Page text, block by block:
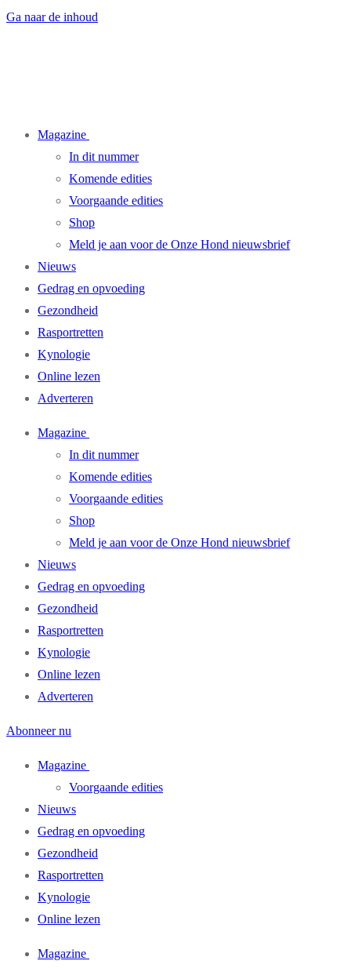
Ga naar de inhoud
Magazine
In dit nummer
Komende edities
Voorgaande edities
Shop
Meld je aan voor de Onze Hond nieuwsbrief
Nieuws
Gedrag en opvoeding
Gezondheid
Rasportretten
Kynologie
Online lezen
Adverteren
Magazine
In dit nummer
Komende edities
Voorgaande edities
Shop
Meld je aan voor de Onze Hond nieuwsbrief
Nieuws
Gedrag en opvoeding
Gezondheid
Rasportretten
Kynologie
Online lezen
Adverteren
Abonneer nu
Magazine
Voorgaande edities
Nieuws
Gedrag en opvoeding
Gezondheid
Rasportretten
Kynologie
Online lezen
Magazine